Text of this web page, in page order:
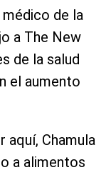
de la
a The New
de la salud
el aumento
aquí, Chamula
a alimentos